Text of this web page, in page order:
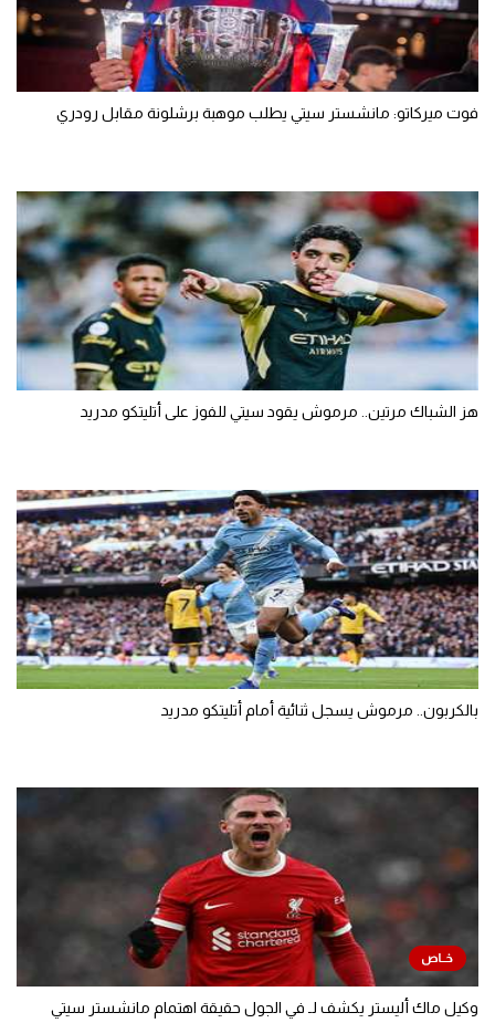
فوت ميركاتو: مانشستر سيتي يطلب موهبة برشلونة مقابل رودري
هز الشباك مرتين.. مرموش يقود سيتي للفوز على أتليتكو مدريد
بالكربون.. مرموش يسجل ثنائية أمام أتليتكو مدريد
وكيل ماك أليستر يكشف لـ في الجول حقيقة اهتمام مانشستر سيتي